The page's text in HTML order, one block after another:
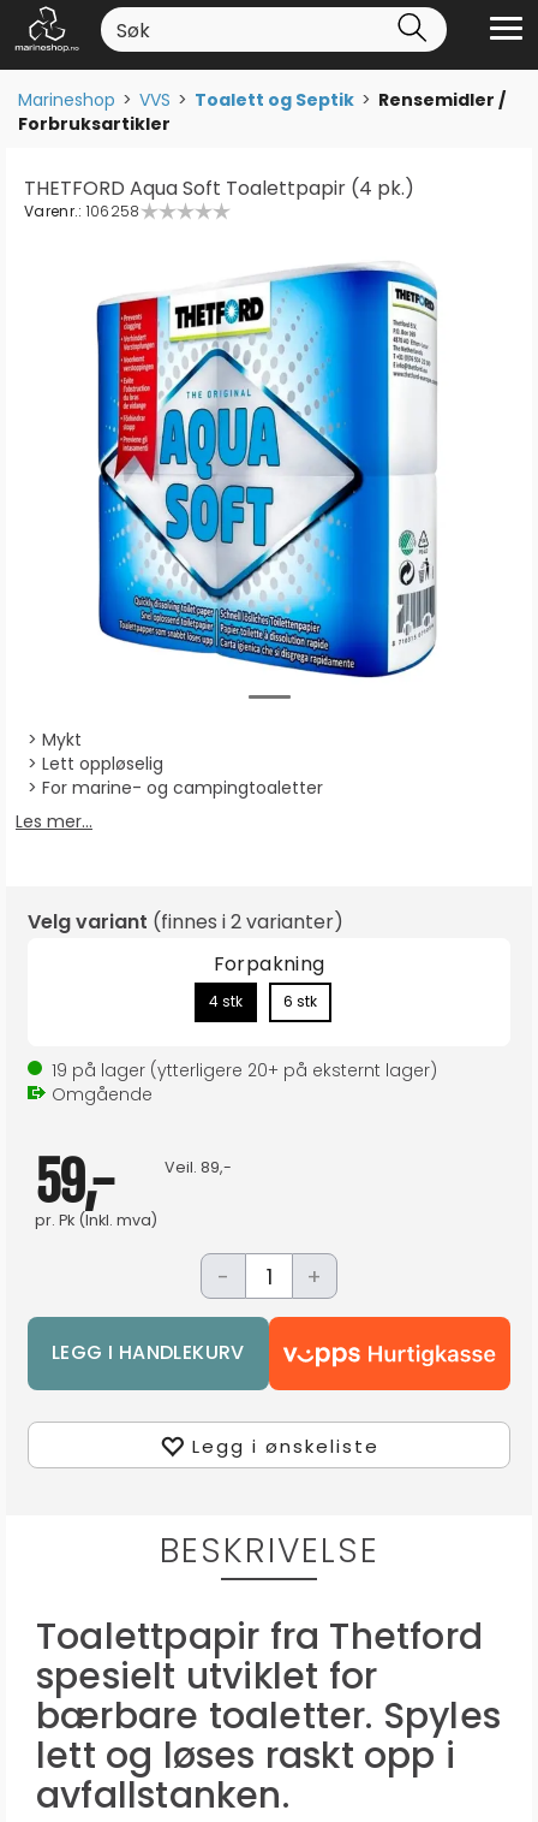
Marineshop>VVS>Toalett og Septik>Rensemidler /
Forbruksartikler
THETFORD Aqua Soft Toalettpapir (4 pk.)
Varenr.: 106258
Mykt
Lett oppløselig
For marine- og campingtoaletter
Les mer...
Velg variant (finnes i2 varianter)
Forpakning
4 stk 6 stk
19 på lager (ytterligere 20+ på eksternt lager)
Omgående
59,-
pr. Pk (Inkl. mva)
Veil. 89,-
- +
Legg i ønskeliste
BESKRIVELSE
Toalettpapir fra Thetford
spesielt utviklet for
bærbare toaletter. Spyles
lett og løses raskt opp i
avfallstanken.